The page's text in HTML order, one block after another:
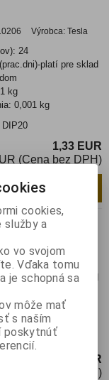
Výrobca: Tesla
24
platí pre sklad
kg
0,001 kg
DIP20
1,33 EUR
(Cena bez DPH)
Pridať do košíka
Výrobca:
24
platí pre sklad
kg
0,001 kg
1 EUR
(Cena bez DPH)
cookies,
služby a
vo svojom
Vďaka tomu
je schopná sa
môže mať
s naším
poskytnúť